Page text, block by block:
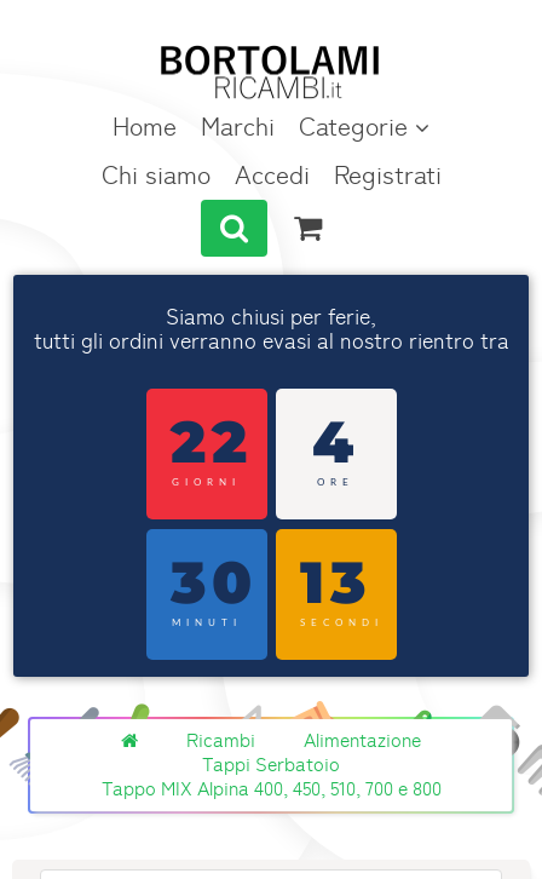
Home Marchi
Categorie
Chi siamo
Accedi Registrati
Siamo chiusi per ferie,
tutti gli ordini verranno evasi al nostro rientro tra
22
GIORNI
4
ORE
30
MINUTI
13
SECONDI
Ricambi
Alimentazione
Tappi Serbatoio
Tappo MIX Alpina 400, 450, 510, 700 e 800